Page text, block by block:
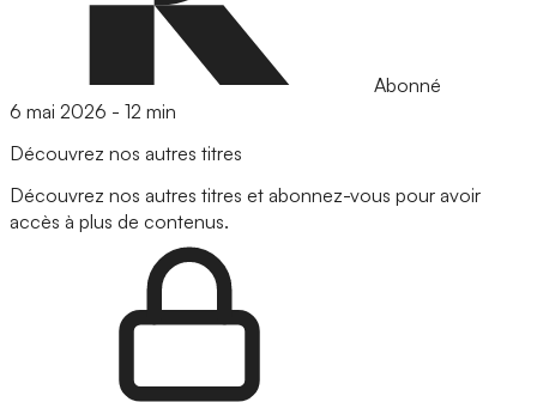
Abonné
6 mai 2026 - 12 min
Découvrez nos autres titres
Découvrez nos autres titres et abonnez-vous pour avoir
accès à plus de contenus.